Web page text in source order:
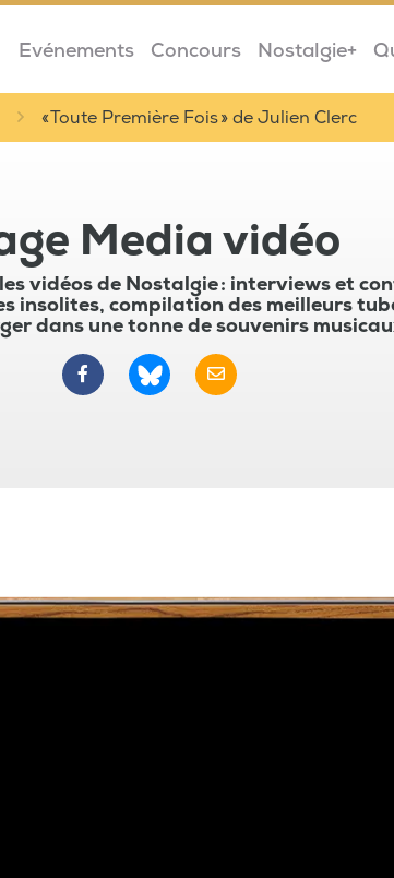
Evénements Concours Nostalgie+
« Toute Première Fois » de Julien Clerc
Media vidéo
vidéos de Nostalgie : interviews et
insolites, compilation des meilleurs
dans une tonne de souvenirs